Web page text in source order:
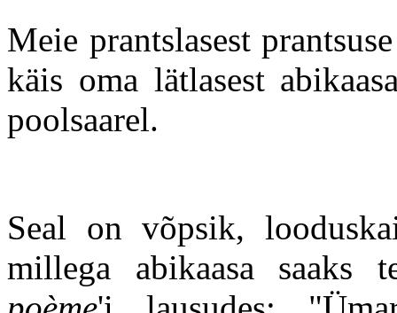
Meie prantslasest
käis oma lätlasest
poolsaarel.
Seal on võpsik,
millega abikaasa saaks